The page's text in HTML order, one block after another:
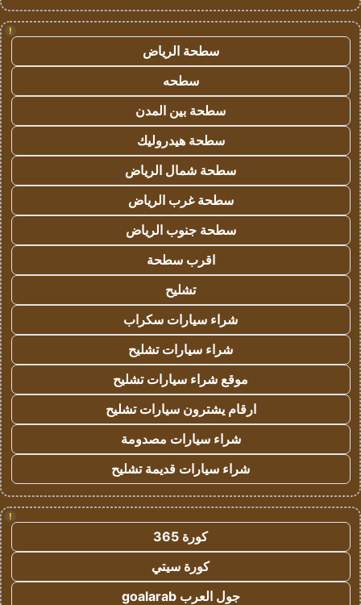
!
سطحة الرياض
سطحه
سطحة بين المدن
سطحة هيدروليك
سطحة شمال الرياض
سطحة غرب الرياض
سطحة جنوب الرياض
اقرب سطحة
تشليح
شراء سيارات سكراب
شراء سيارات تشليح
موقع شراء سيارات تشليح
ارقام يشترون سيارات تشليح
شراء سيارات مصدومة
شراء سيارات قديمة تشليح
!
كورة 365
كورة سيتي
جول العرب goalarab